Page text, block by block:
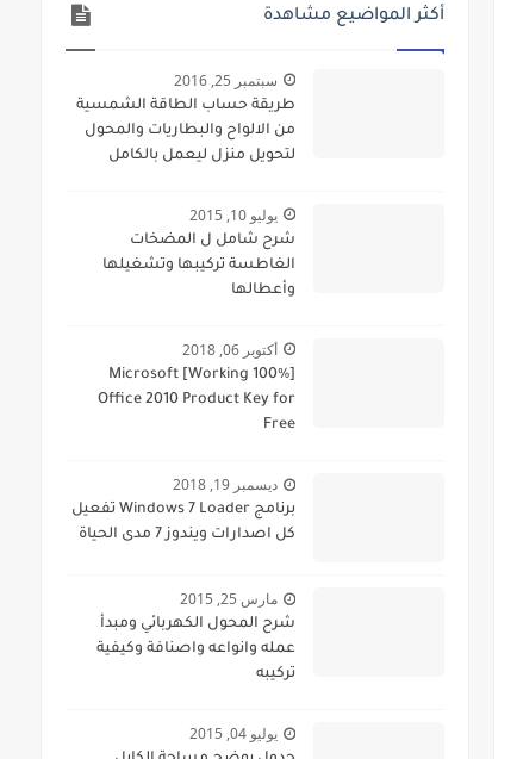
أكثر المواضيع مشاهدة
سبتمبر 25, 2016
طريقة حساب الطاقة الشمسية
من الالواح والبطاريات والمحول
لتحويل منزل ليعمل بالكامل
يوليو 10, 2015
شرح شامل ل المضخات
الغاطسة تركيبها وتشغيلها
وأعطالها
أكتوبر 06, 2018
[100% Working] Microsoft
Office 2010 Product Key for
Free
ديسمبر 19, 2018
برنامج Windows 7 Loader تفعيل
كل اصدارات ويندوز 7 مدى الحياة
مارس 25, 2015
شرح المحول الكهربائي ومبدأ
عمله وانواعه واصنافة وكيفية
تركيبه
يوليو 04, 2015